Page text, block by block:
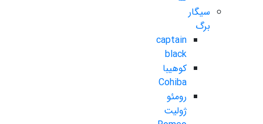
سیگار
برگ
captain
black
کوهیبا
Cohiba
رومئو
ژولیت